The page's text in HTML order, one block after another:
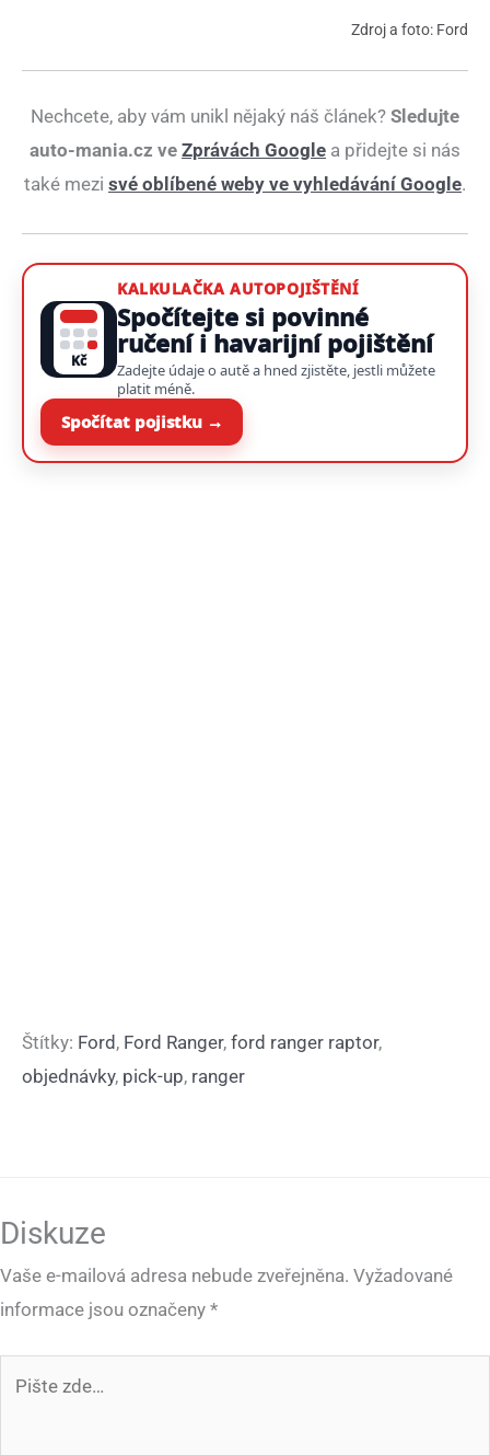
Zdroj a foto: Ford
Nechcete, aby vám unikl nějaký náš článek? Sledujte
auto-mania.cz ve Zprávách Google a přidejte si nás
také mezi své oblíbené weby ve vyhledávání Google.
Kč
KALKULAČKA AUTOPOJIŠTĚNÍ
Spočítejte si povinné
ručení i havarijní pojištění
Zadejte údaje o autě a hned zjistěte, jestli můžete
platit méně.
Spočítat pojistku →
Štítky: Ford, Ford Ranger, ford ranger raptor,
objednávky, pick-up, ranger
Diskuze
Vaše e-mailová adresa nebude zveřejněna. Vyžadované
informace jsou označeny *